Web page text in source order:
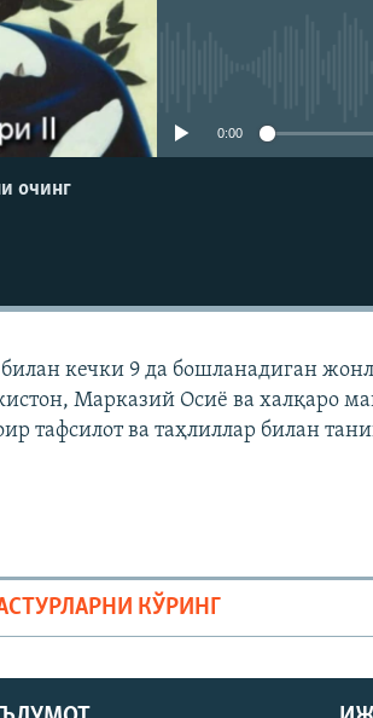
0:00
очинг
кечки 9 да бошланадиган
Марказий Осиë ва халқаро
тафсилот ва таҳлиллар билан
КЎРИНГ